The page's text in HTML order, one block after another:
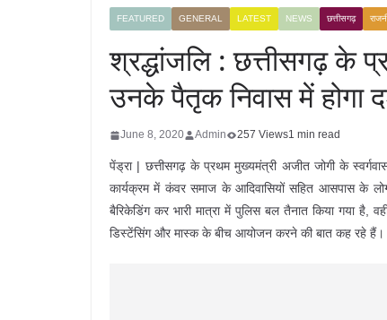
FEATURED GENERAL LATEST NEWS छत्तीसगढ़
श्रद्धांजलि : छत्तीसगढ़ के
उनके पैतृक निवास में होगा
June 8, 2020 Admin 257 Views1 min read
पेंड्रा | छत्तीसगढ़ के प्रथम मुख्यमंत्री अजीत जोगी के
कार्यक्रम में कंवर समाज के आदिवासियों सहित आसपास के
बैरिकेडिंग कर भारी मात्रा में पुलिस बल तैनात किया गया है,
डिस्टेंसिंग और मास्क के बीच आयोजन करने की बात कह रहे हैं।